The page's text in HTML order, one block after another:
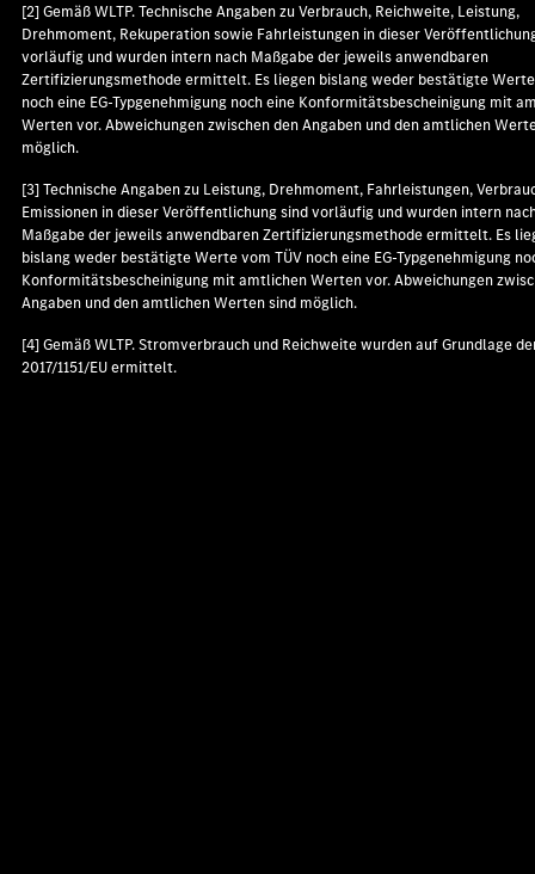
[2] Gemäß WLTP. Technische Angaben zu Verbrauch, Reichweite, Leistung,
Drehmoment, Rekuperation sowie Fahrleistungen in dieser
vorläufig und wurden intern nach Maßgabe der jeweils anwendbaren
Zertifizierungsmethode ermittelt. Es liegen bislang weder bestätigte Werte
noch eine EG-Typgenehmigung noch eine Konformitätsbescheinigung mit
Werten vor. Abweichungen zwischen den Angaben und den amtlichen
möglich.
[3] Technische Angaben zu Leistung, Drehmoment, Fahrleistungen,
Emissionen in dieser Veröffentlichung sind vorläufig und wurden intern
Maßgabe der jeweils anwendbaren Zertifizierungsmethode ermittelt. Es
bislang weder bestätigte Werte vom TÜV noch eine EG-Typgenehmigung
Konformitätsbescheinigung mit amtlichen Werten vor. Abweichungen
Angaben und den amtlichen Werten sind möglich.
[4] Gemäß WLTP. Stromverbrauch und Reichweite wurden auf Grundlage
2017/1151/EU ermittelt.